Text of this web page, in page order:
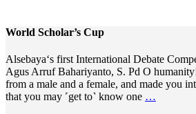
World Scholar’s Cup
Alsebaya‘s first International Debate
Agus Arruf Bahariyanto, S. Pd O
from a male and a female, and made you
that you may ˹get to˺ know one …